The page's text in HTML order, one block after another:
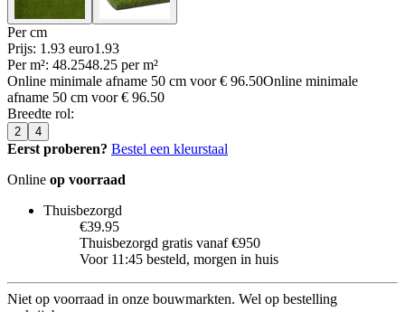
Per cm
Prijs: 1.93 euro1 .93
Per m²: 48.2548.25 per m²
Online minimale afname 50 cm voor€ 96.50Online minimale
afname 50 cm voor€ 96.50
Breedte rol:
2 4
Eerst proberen? Bestel een kleurstaal
Online op voorraad
Thuisbezorgd
€39.95
Thuisbezorgd gratis vanaf €950
Voor 11:45 besteld, morgen in huis
Niet op voorraad in onze bouwmarkten. Wel op bestelling